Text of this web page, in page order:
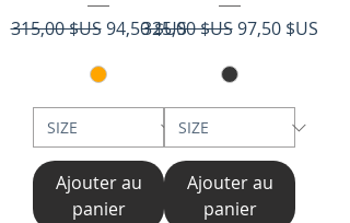
Prix original
315,00 $US Prix promotionnel
94,50 $US
Ajouter au
panier
Prix original
325,00 $US Prix
97,50 $US
Ajouter au
panier